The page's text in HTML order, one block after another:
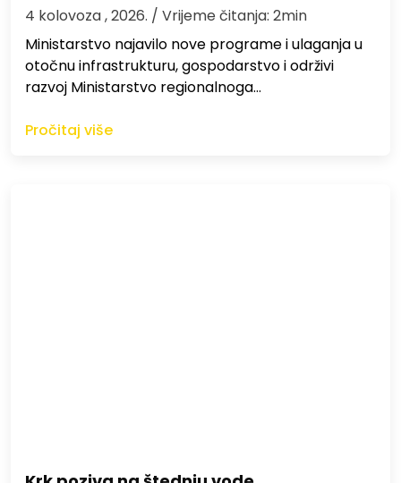
4 kolovoza , 2026. / Vrijeme čitanja: 2min
Ministarstvo najavilo nove programe i ulaganja u
otočnu infrastrukturu, gospodarstvo i održivi
razvoj Ministarstvo regionalnoga…
Pročitaj više